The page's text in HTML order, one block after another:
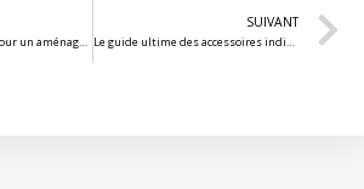
Conseils essentiels pour un aménagement de salle de bain équilibré
SUIVANT
Le guide ultime des accessoires indispensables pour une déco bohème chic